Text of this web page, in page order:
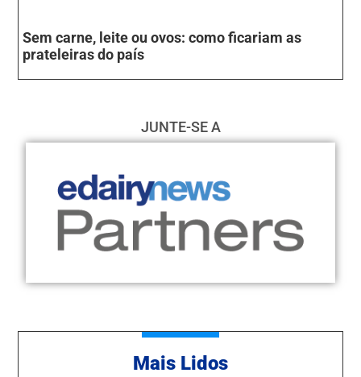
Sem carne, leite ou ovos: como ficariam as
prateleiras do país
JUNTE-SE A
Mais Lidos